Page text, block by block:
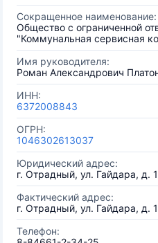
Сокращенное наименование:
Общество с ограниченной
"Коммунальная сервисная
Имя руководителя:
Роман Александрович
ИНН:
6372008843
ОГРН:
1046302613037
Юридический адрес:
г. Отрадный, ул. Гайдара, д.
Фактический адрес:
г. Отрадный, ул. Гайдара, д.
Телефон: